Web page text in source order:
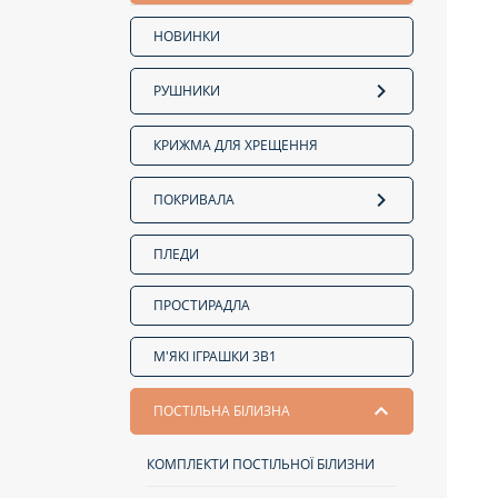
НОВИНКИ
РУШНИКИ
КРИЖМА ДЛЯ ХРЕЩЕННЯ
ПОКРИВАЛА
ПЛЕДИ
ПРОСТИРАДЛА
М'ЯКІ ІГРАШКИ 3В1
ПОСТІЛЬНА БІЛИЗНА
КОМПЛЕКТИ ПОСТІЛЬНОЇ БІЛИЗНИ